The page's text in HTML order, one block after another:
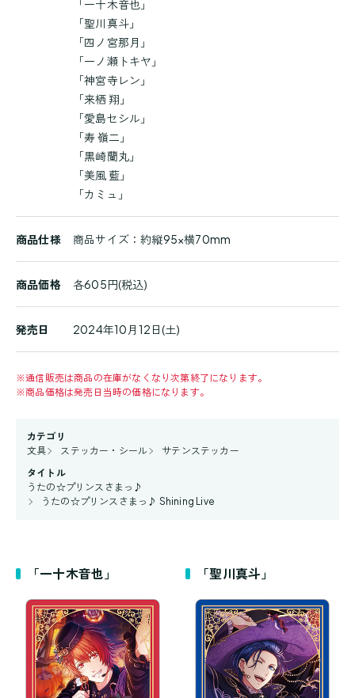
「一十木音也」
「聖川真斗」
「四ノ宮那月」
「一ノ瀬トキヤ」
「神宮寺レン」
「来栖 翔」
「愛島セシル」
「寿 嶺二」
「黒崎蘭丸」
「美風 藍」
「カミュ」
商品仕様 商品サイズ：約縦95×横70mm
商品価格 各605円(税込)
発売日 2024年10月12日(土)
※通信販売は商品の在庫がなくなり次第終了になります。
※商品価格は発売日当時の価格になります。
カテゴリ
文具
ステッカー・シール
サテンステッカー
タイトル
うたの☆プリンスさまっ♪
うたの☆プリンスさまっ♪ Shining Live
「一十木音也」 「聖川真斗」